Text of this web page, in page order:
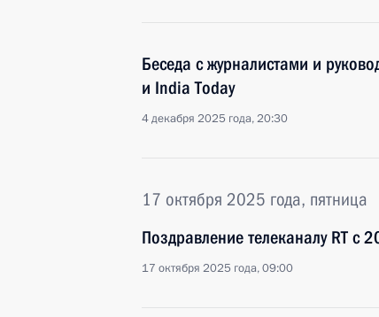
Беседа с журналистами и
и India Today
4 декабря 2025 года, 20:30
17 октября 2025 года, пятница
Поздравление телеканалу RT с
17 октября 2025 года, 09:00